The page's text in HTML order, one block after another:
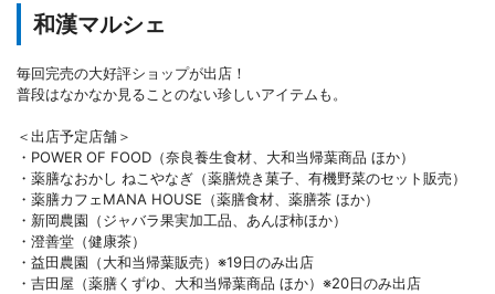
和漢マルシェ
毎回完売の大好評ショップが出店！
普段はなかなか見ることのない珍しいアイテムも。
＜出店予定店舗＞
・POWER OF FOOD（奈良養生食材、大和当帰葉商品 ほか）
・薬膳なおかし ねこやなぎ（薬膳焼き菓子、有機野菜のセット販売）
・薬膳カフェMANA HOUSE（薬膳食材、薬膳茶 ほか）
・新岡農園（ジャバラ果実加工品、あんぽ柿ほか）
・澄善堂（健康茶）
・益田農園（大和当帰葉販売）※19日のみ出店
・吉田屋（薬膳くずゆ、大和当帰葉商品 ほか）※20日のみ出店